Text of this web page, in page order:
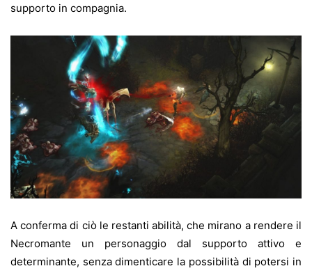
supporto in compagnia.
A conferma di ciò le restanti abilità, che mirano a rendere il
Necromante un personaggio dal supporto attivo e
determinante, senza dimenticare la possibilità di potersi in